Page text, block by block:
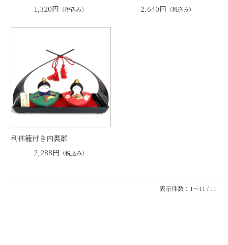
1,320円 （税込み）
2,640円 （税込み）
利休籠付き内裏雛
2,288円 （税込み）
表示件数：1～11 / 11